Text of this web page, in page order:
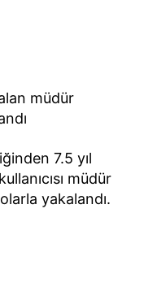
müdür
7.5 yıl
kullanıcısı müdür
yakalandı.